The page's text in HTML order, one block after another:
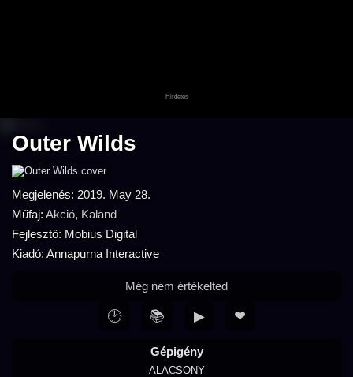
Outer Wilds
Megjelenés: 2019. May 28.
Műfaj: Akció, Kaland
Fejlesztő: Mobius Digital
Kiadó: Annapurna Interactive
Gépigény
ALACSONY
Még nem értékelted
🕑 📚 ▶ ❤